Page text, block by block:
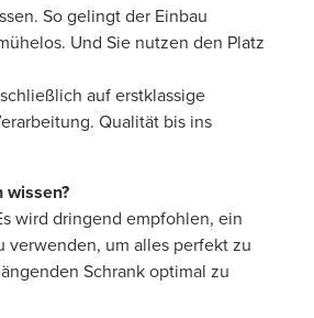
So gelingt der Einbau
Und Sie nutzen den Platz
auf erstklassige
Qualität bis ins
wissen?
wird dringend empfohlen, ein
verwenden, um alles perfekt zu
Schrank optimal zu